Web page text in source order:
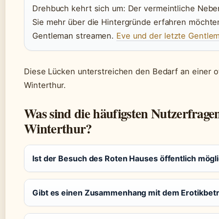
Drehbuch kehrt sich um: Der vermeintliche
Sie mehr über die Hintergründe erfahren
Gentleman streamen. Eve und der letzte
Diese Lücken unterstreichen den Bedarf an einer
Winterthur.
Was sind die häufigsten
Winterthur?
Ist der Besuch des Roten Hauses öffentlich
Gibt es einen Zusammenhang mit dem